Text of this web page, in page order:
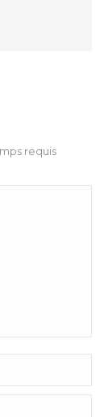
requis